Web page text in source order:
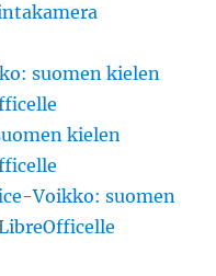
suomen kielen
kielen
Voikko: suomen